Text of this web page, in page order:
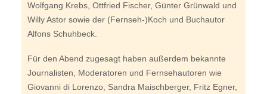
Wolfgang Krebs, Ottfried Fischer, Günter Grünwald und
Willy Astor sowie der (Fernseh-)Koch und Buchautor
Alfons Schuhbeck.
Für den Abend zugesagt haben außerdem bekannte
Journalisten, Moderatoren und Fernsehautoren wie
Giovanni di Lorenzo, Sandra Maischberger, Fritz Egner,